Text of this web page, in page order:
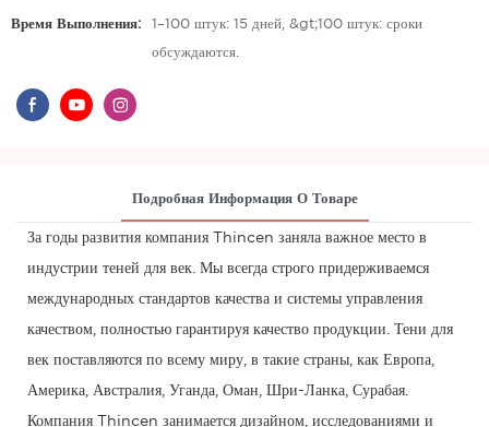
Время Выполнения: 1–100 штук: 15 дней, &gt;100 штук: сроки
обсуждаются.
Подробная Информация О Товаре
За годы развития компания Thincen заняла важное место в
индустрии теней для век. Мы всегда строго придерживаемся
международных стандартов качества и системы управления
качеством, полностью гарантируя качество продукции. Тени для
век поставляются по всему миру, в такие страны, как Европа,
Америка, Австралия, Уганда, Оман, Шри-Ланка, Сурабая.
Компания Thincen занимается дизайном, исследованиями и